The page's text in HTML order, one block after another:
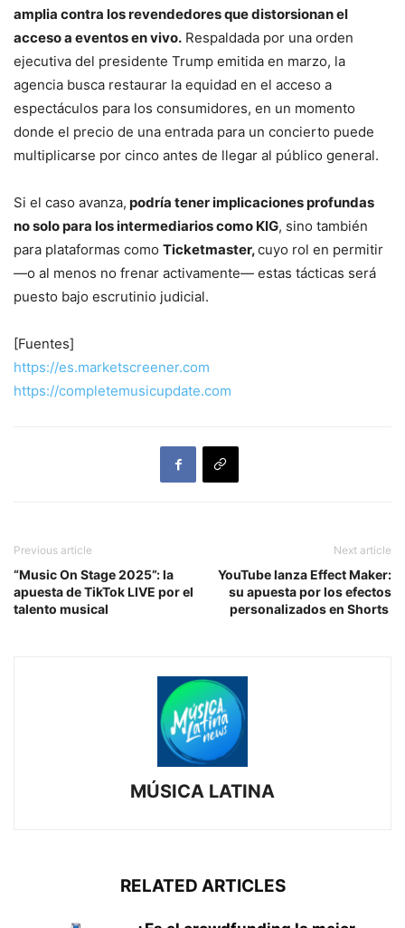
amplia contra los revendedores que distorsionan el
acceso a eventos en vivo. Respaldada por una orden
ejecutiva del presidente Trump emitida en marzo, la
agencia busca restaurar la equidad en el acceso a
espectáculos para los consumidores, en un momento
donde el precio de una entrada para un concierto puede
multiplicarse por cinco antes de llegar al público general.
Si el caso avanza, podría tener implicaciones profundas
no solo para los intermediarios como KIG, sino también
para plataformas como Ticketmaster,cuyo rol en permitir
—o al menos no frenar activamente— estas tácticas será
puesto bajo escrutinio judicial.
[Fuentes]
https://es.marketscreener.com
https://completemusicupdate.com
Previous article
“Music On Stage 2025”: la
apuesta de TikTok LIVE por el
talento musical
Next article
YouTube lanza Effect Maker:
su apuesta por los efectos
personalizados en Shorts
MÚSICA LATINA
RELATED ARTICLES